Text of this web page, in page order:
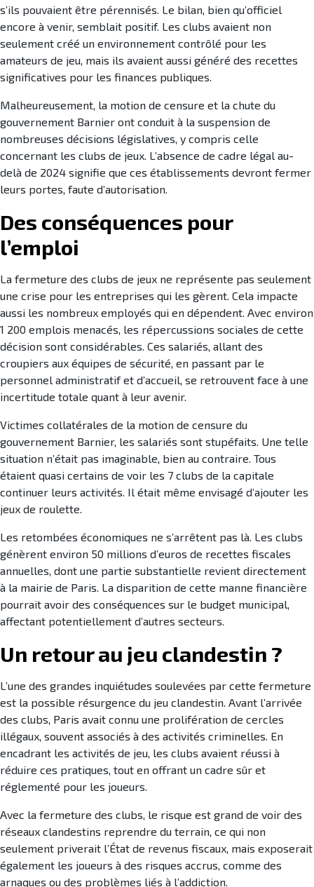
s’ils pouvaient être pérennisés. Le bilan, bien qu’officiel
encore à venir, semblait positif. Les clubs avaient non
seulement créé un environnement contrôlé pour les
amateurs de jeu, mais ils avaient aussi généré des recettes
significatives pour les finances publiques.
Malheureusement, la motion de censure et la chute du
gouvernement Barnier ont conduit à la suspension de
nombreuses décisions législatives, y compris celle
concernant les clubs de jeux. L’absence de cadre légal au-
delà de 2024 signifie que ces établissements devront fermer
leurs portes, faute d’autorisation.
Des conséquences pour
l’emploi
La fermeture des clubs de jeux ne représente pas seulement
une crise pour les entreprises qui les gèrent. Cela impacte
aussi les nombreux employés qui en dépendent. Avec environ
1 200 emplois menacés, les répercussions sociales de cette
décision sont considérables. Ces salariés, allant des
croupiers aux équipes de sécurité, en passant par le
personnel administratif et d’accueil, se retrouvent face à une
incertitude totale quant à leur avenir.
Victimes collatérales de la motion de censure du
gouvernement Barnier, les salariés sont stupéfaits. Une telle
situation n’était pas imaginable, bien au contraire. Tous
étaient quasi certains de voir les 7 clubs de la capitale
continuer leurs activités. Il était même envisagé d’ajouter les
jeux de roulette.
Les retombées économiques ne s’arrêtent pas là. Les clubs
génèrent environ 50 millions d’euros de recettes fiscales
annuelles, dont une partie substantielle revient directement
à la mairie de Paris. La disparition de cette manne financière
pourrait avoir des conséquences sur le budget municipal,
affectant potentiellement d’autres secteurs.
Un retour au jeu clandestin ?
L’une des grandes inquiétudes soulevées par cette fermeture
est la possible résurgence du jeu clandestin. Avant l’arrivée
des clubs, Paris avait connu une prolifération de cercles
illégaux, souvent associés à des activités criminelles. En
encadrant les activités de jeu, les clubs avaient réussi à
réduire ces pratiques, tout en offrant un cadre sûr et
réglementé pour les joueurs.
Avec la fermeture des clubs, le risque est grand de voir des
réseaux clandestins reprendre du terrain, ce qui non
seulement priverait l’État de revenus fiscaux, mais exposerait
également les joueurs à des risques accrus, comme des
arnaques ou des problèmes liés à l’addiction.